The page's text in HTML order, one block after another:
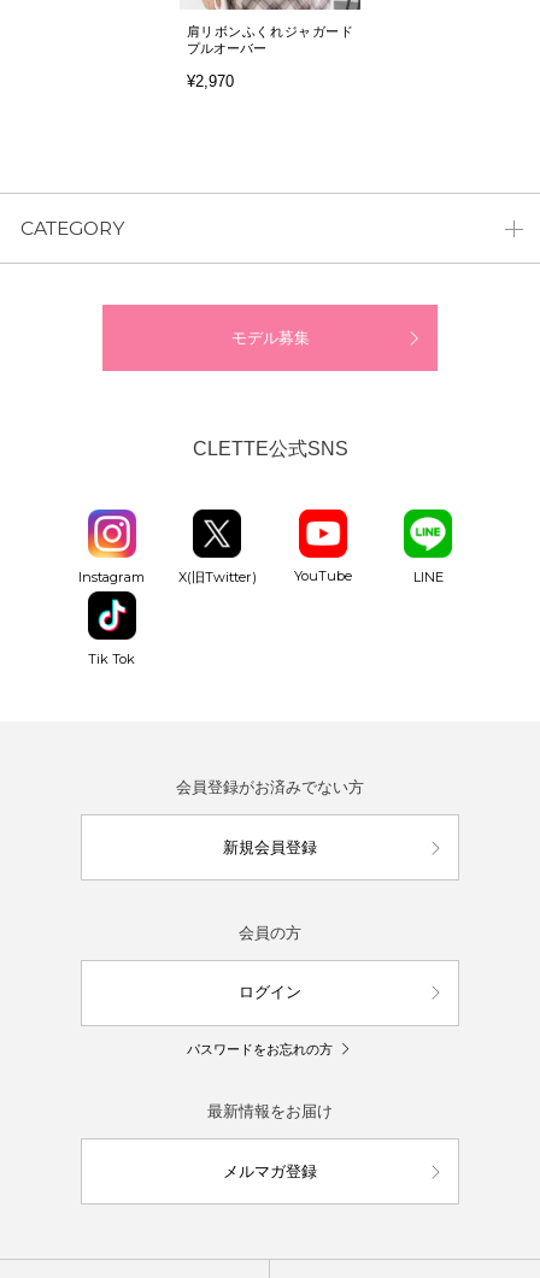
肩リボンふくれジャガード
プルオーバー
¥2,970
CATEGORY
モデル募集
CLETTE公式SNS
Instagram X(旧Twitter) YouTube LINE
Tik Tok
会員登録がお済みでない方
新規会員登録
会員の方
ログイン
パスワードをお忘れの方
最新情報をお届け
メルマガ登録